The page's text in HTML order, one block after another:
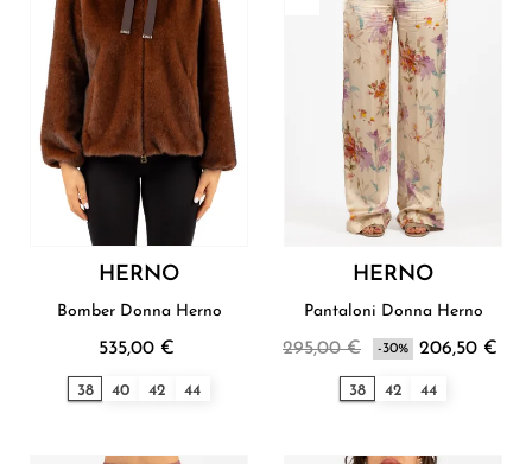
HERNO
Bomber Donna Herno
535,00 €
38 40 42 44
HERNO
Pantaloni Donna Herno
295,00 € -30% 206,50 €
38 42 44